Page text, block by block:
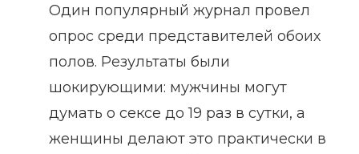
Один популярный журнал провел
опрос среди представителей обоих
полов. Результаты были
шокирующими: мужчины могут
думать о сексе до 19 раз в сутки, а
женщины делают это практически в